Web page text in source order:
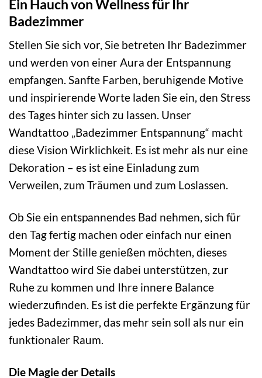
Ein Hauch von Wellness für Ihr
Badezimmer
Stellen Sie sich vor, Sie betreten Ihr Badezimmer
und werden von einer Aura der Entspannung
empfangen. Sanfte Farben, beruhigende Motive
und inspirierende Worte laden Sie ein, den Stress
des Tages hinter sich zu lassen. Unser
Wandtattoo „Badezimmer Entspannung“ macht
diese Vision Wirklichkeit. Es ist mehr als nur eine
Dekoration – es ist eine Einladung zum
Verweilen, zum Träumen und zum Loslassen.
Ob Sie ein entspannendes Bad nehmen, sich für
den Tag fertig machen oder einfach nur einen
Moment der Stille genießen möchten, dieses
Wandtattoo wird Sie dabei unterstützen, zur
Ruhe zu kommen und Ihre innere Balance
wiederzufinden. Es ist die perfekte Ergänzung für
jedes Badezimmer, das mehr sein soll als nur ein
funktionaler Raum.
Die Magie der Details